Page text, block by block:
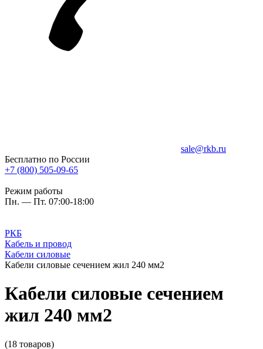
sale@rkb.ru
Бесплатно по России
+7 (800) 505-09-65
Режим работы
Пн. — Пт. 07:00-18:00
РКБ
Кабель и провод
Кабели силовые
Кабели силовые сечением жил 240 мм2
Кабели силовые сечением
жил 240 мм2
(18 товаров)